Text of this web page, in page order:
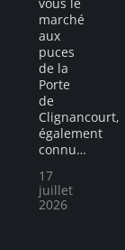
marché
aux
puces
de la
Porte
de
Clignancourt,
également
connu…
17
juillet
2026